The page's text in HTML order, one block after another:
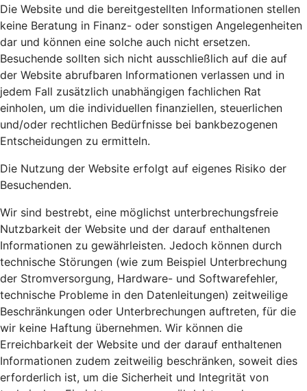
Die Website und die bereitgestellten Informationen stellen
keine Beratung in Finanz- oder sonstigen Angelegenheiten
dar und können eine solche auch nicht ersetzen.
Besuchende sollten sich nicht ausschließlich auf die auf
der Website abrufbaren Informationen verlassen und in
jedem Fall zusätzlich unabhängigen fachlichen Rat
einholen, um die individuellen finanziellen, steuerlichen
und/oder rechtlichen Bedürfnisse bei bankbezogenen
Entscheidungen zu ermitteln.
Die Nutzung der Website erfolgt auf eigenes Risiko der
Besuchenden.
Wir sind bestrebt, eine möglichst unterbrechungsfreie
Nutzbarkeit der Website und der darauf enthaltenen
Informationen zu gewährleisten. Jedoch können durch
technische Störungen (wie zum Beispiel Unterbrechung
der Stromversorgung, Hardware- und Softwarefehler,
technische Probleme in den Datenleitungen) zeitweilige
Beschränkungen oder Unterbrechungen auftreten, für die
wir keine Haftung übernehmen. Wir können die
Erreichbarkeit der Website und der darauf enthaltenen
Informationen zudem zeitweilig beschränken, soweit dies
erforderlich ist, um die Sicherheit und Integrität von